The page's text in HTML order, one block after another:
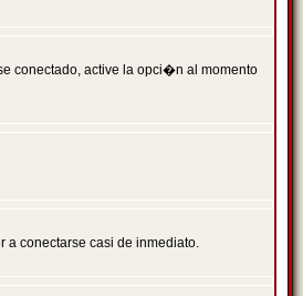
conectado, active la opci�n al momento
a conectarse casi de inmediato.